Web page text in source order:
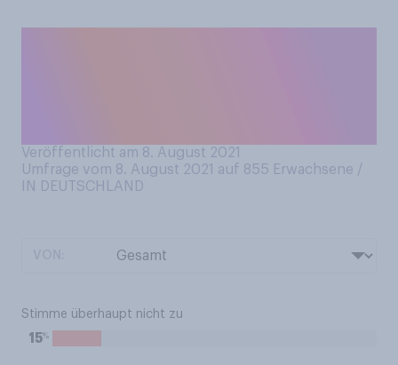
Veröffentlicht am 8. August 2021
Umfrage vom 8. August 2021 auf 855 Erwachsene /
IN DEUTSCHLAND
Stimme überhaupt nicht zu
15%